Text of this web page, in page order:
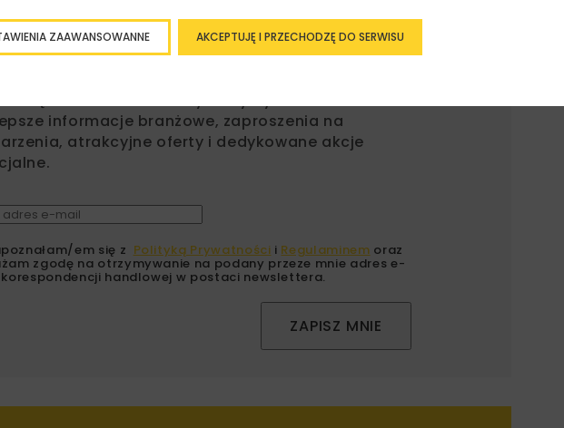
wiedzieć więcej?
informacje branżowe, zaproszenia na
atrakcyjne oferty i dedykowane akcje
em się z Polityką Prywatności i Regulaminem oraz
zgodę na otrzymywanie na podany przeze mnie adres e-
handlowej w postaci newslettera.
ZAPISZ MNIE
AKCEPTUJĘ I PRZECHODZĘ DO SERWISU
ZAAWANSOWANNE